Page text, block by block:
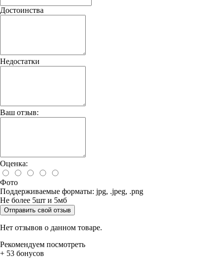
Достоинства
Недостатки
Ваш отзыв:
Оценка:
Фото
Поддерживаемые форматы: jpg, .jpeg, .png
Не более 5шт и 5мб
Отправить свой отзыв
Нет отзывов о данном товаре.
Рекомендуем посмотреть
+ 53 бонусов